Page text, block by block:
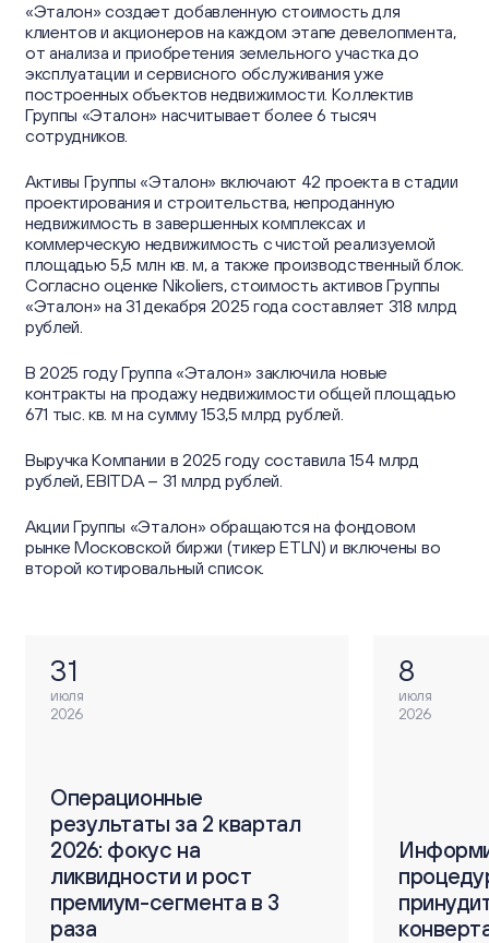
«Эталон» создает добавленную стоимость для
клиентов и акционеров на каждом этапе девелопмента,
от анализа и приобретения земельного участка до
эксплуатации и сервисного обслуживания уже
построенных объектов недвижимости. Коллектив
Группы «Эталон» насчитывает более 6 тысяч
сотрудников.
Активы Группы «Эталон» включают 42 проекта в стадии
проектирования и строительства, непроданную
недвижимость в завершенных комплексах и
коммерческую недвижимость с чистой реализуемой
площадью 5,5 млн кв. м, а также производственный блок.
Согласно оценке Nikoliers, стоимость активов Группы
«Эталон» на 31 декабря 2025 года составляет 318 млрд
рублей.
В 2025 году Группа «Эталон» заключила новые
контракты на продажу недвижимости общей площадью
671 тыс. кв. м на сумму 153,5 млрд рублей.
Выручка Компании в 2025 году составила 154 млрд
рублей, EBITDA – 31 млрд рублей.
Акции Группы «Эталон» обращаются на фондовом
рынке Московской биржи (тикер ETLN) и включены во
второй котировальный список.
31
июля
2026
Операционные
результаты за 2 квартал
2026: фокус на
ликвидности и рост
премиум-сегмента в 3
раза
8
июля
2026
Информирование о
процедуре
принудительной